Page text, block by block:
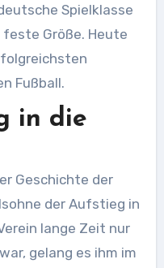
Spielklasse
Größe. Heute
Fußball.
in die
Geschichte der
der Aufstieg in
lange Zeit nur
gelang es ihm im